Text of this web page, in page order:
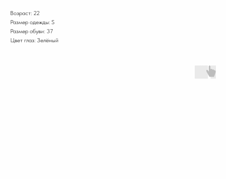
Возраст: 22
Размер одежды: S
Размер обуви: 37
Цвет глаз: Зелёный